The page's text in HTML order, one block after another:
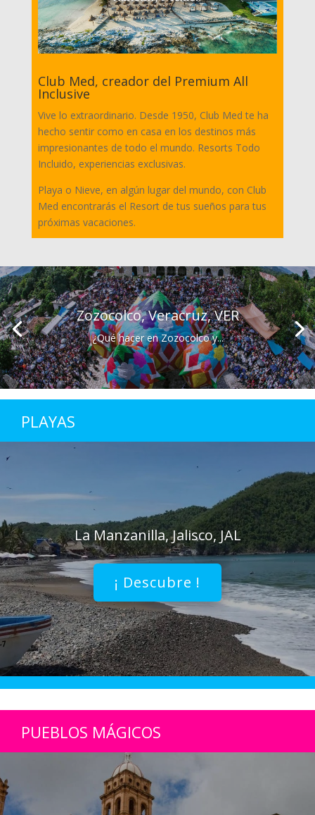
Club Med, creador del Premium All
Inclusive
Vive lo extraordinario. Desde 1950, Club Med te ha
hecho sentir como en casa en los destinos más
impresionantes de todo el mundo. Resorts Todo
Incluido, experiencias exclusivas.
Playa o Nieve, en algún lugar del mundo, con Club
Med encontrarás el Resort de tus sueños para tus
próximas vacaciones.
Zozocolco, Veracruz, VER
¿Qué hacer en Zozocolco y...
PLAYAS
La Manzanilla, Jalisco, JAL
¡ Descubre !
PUEBLOS MÁGICOS